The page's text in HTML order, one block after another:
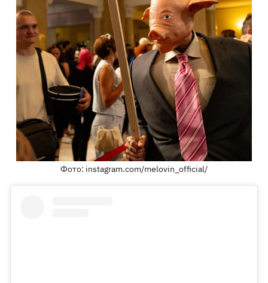
Фото: instagram.com/melovin_official/